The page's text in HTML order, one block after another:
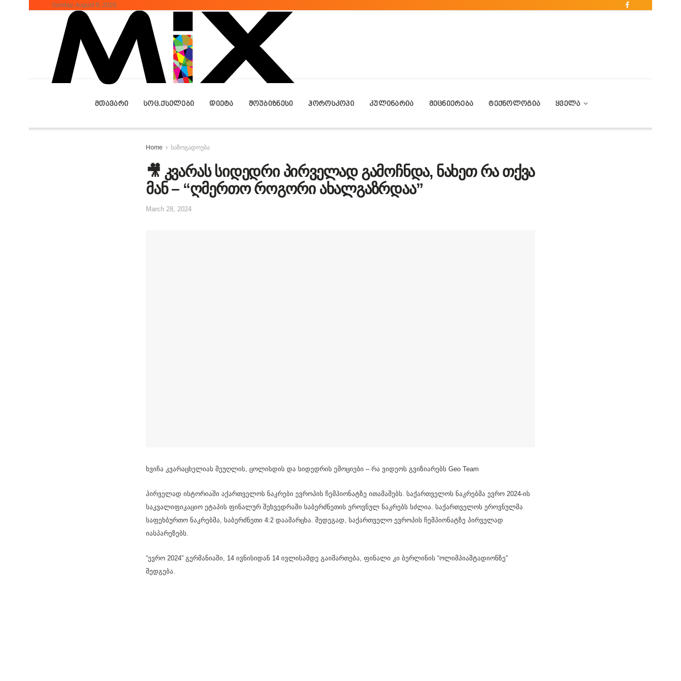
Sunday, August 9, 2026
ᲛᲗᲐᲕᲐᲠᲘ ᲡᲝᲪ.ᲥᲡᲔᲚᲔᲑᲘ ᲓᲘᲔᲢᲐ ᲨᲝᲣᲑᲘᲖᲜᲔᲡᲘ ᲰᲝᲠᲝᲡᲙᲝᲞᲘ ᲙᲣᲚᲘᲜᲐᲠᲘᲐ ᲛᲔᲪᲜᲘᲔᲠᲔᲑᲐ ᲢᲔᲥᲜᲝᲚᲝᲒᲘᲐ ᲧᲕᲔᲚᲐ
Home საზოგადოება
🎥 კვარას სიდედრი პირველად გამოჩნდა, ნახეთ რა თქვა
მან – “ღმერთო როგორი ახალგაზრდაა”
March 28, 2024
ხვიჩა კვარაცხელიას მეუღლის, ცოლისდის და სიდედრის ემოციები – რა ვიდეოს გვიზიარებს Geo Team
პირველად ისტორიაში აქართველოს ნაკრები ევროპის ჩემპიონატზე ითამაშებს. საქართველოს ნაკრებმა ევრო 2024-ის
საკვალიფიკაციო ეტაპის ფინალურ შეხვედრაში საბერძნეთის ეროვნულ ნაკრებს სძლია. საქართველოს ეროვნულმა
საფეხბურთო ნაკრებმა, საბერძნეთი 4:2 დაამარცხა. შედეგად, საქართველო ევროპის ჩემპიონატზე პირველად
იასპარეზებს.
“ევრო 2024” გერმანიაში, 14 ივნისიდან 14 ივლისამდე გაიმართება, ფინალი კი ბერლინის “ოლიმპიაშტადიონზე”
შედგება.